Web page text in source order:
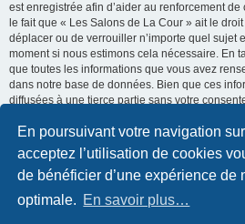
En poursuivant votre navigation
acceptez l’utilisation de cookies
de bénéficier d’une expérience de
optimale. En savoir plus…
est enregistrée afin d’aider au renforcement
le fait que « Les Salons de La Cour » ait le
déplacer ou de verrouiller n’importe quel sujet
moment si nous estimons cela nécessaire. En
que toutes les informations que vous avez
dans notre base de données. Bien que ces
diffusées à une tierce partie sans votre
Cour », ni phpBB, ne pourront être tenus
tentative de piratage informatique visant à